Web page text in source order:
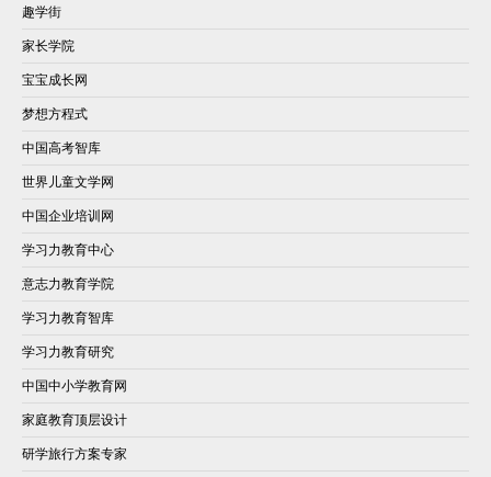
趣学街
家长学院
宝宝成长网
梦想方程式
中国高考智库
世界儿童文学网
中国企业培训网
学习力教育中心
意志力教育学院
学习力教育智库
学习力教育研究
中国中小学教育网
家庭教育顶层设计
研学旅行方案专家